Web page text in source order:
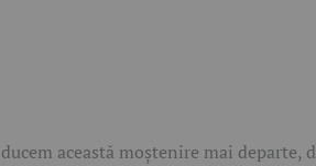
această moștenire mai departe,